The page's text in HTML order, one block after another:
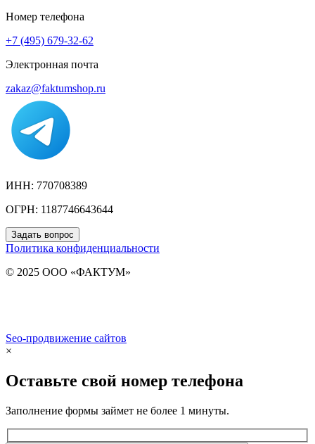
Номер телефона
+7 (495) 679-32-62
Электронная почта
zakaz@faktumshop.ru
ИНН: 770708389
ОГРН: 1187746643644
Задать вопрос
Политика конфиденциальности
© 2025 ООО «ФАКТУМ»
Seo-продвижение сайтов
×
Оставьте свой номер телефона
Заполнение формы займет не более 1 минуты.